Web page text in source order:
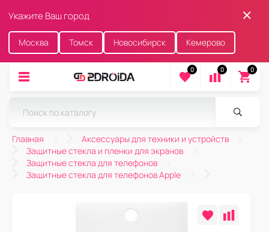
Укажите Ваш город
Москва Томск Новосибирск Кемерово
0 0 0
Главная
Аксессуары для техники и устройств
Защитные стекла и пленки для экранов
Защитные стекла для телефонов
Защитные стекла для телефонов Apple